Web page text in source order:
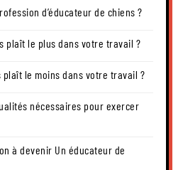
d’éducateur de chiens ?
plaît le plus dans votre travail ?
plaît le moins dans votre travail ?
nécessaires pour exercer
à devenir Un éducateur de